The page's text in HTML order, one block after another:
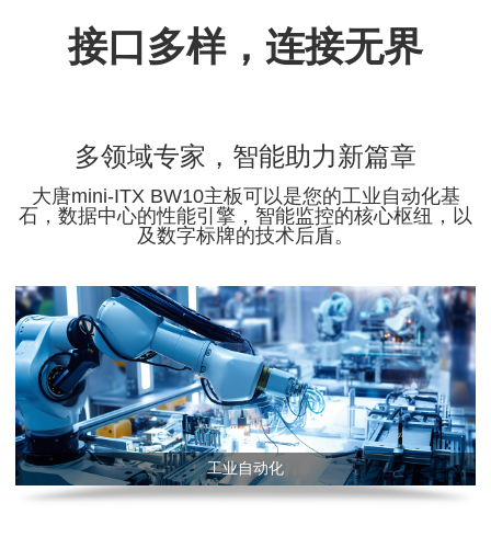
接口多样，连接无界
多领域专家，智能助力新篇章
大唐mini-ITX BW10主板可以是您的工业自动化基
石，数据中心的性能引擎，智能监控的核心枢纽，以
及数字标牌的技术后盾。
工业自动化